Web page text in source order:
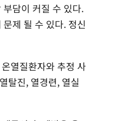
담이 커질 수 있다.
제 될 수 있다. 정신
열질환자와 추정 사
탈진, 열경련, 열실